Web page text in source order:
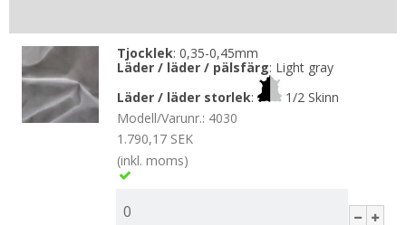
Tjocklek: 0,35-0,45mm
Läder / läder / pälsfärg: Light gray
Läder / läder storlek:
1/2 Skinn
Modell/Varunr.: 4030
1.790,17 SEK
(inkl. moms)